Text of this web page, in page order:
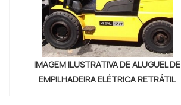
IMAGEM ILUSTRATIVA DE ALUGUEL DE
EMPILHADEIRA ELÉTRICA RETRÁTIL